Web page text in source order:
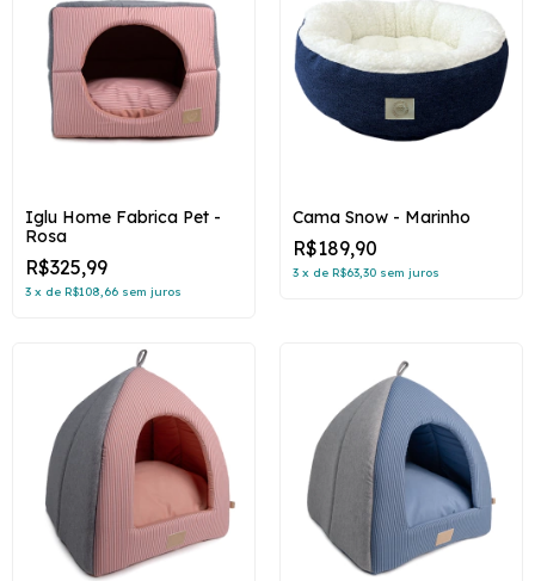
Iglu Home Fabrica Pet -
Rosa
R$325,99
3 x de R$108,66 sem juros
Cama Snow - Marinho
R$189,90
3 x de R$63,30 sem juros